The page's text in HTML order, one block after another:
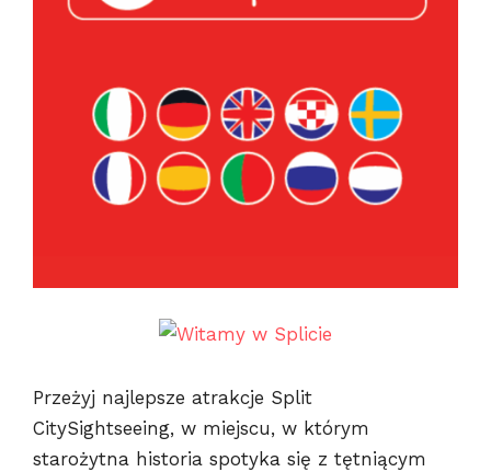
Przeżyj najlepsze atrakcje Split
CitySightseeing, w miejscu, w którym
starożytna historia spotyka się z tętniącym